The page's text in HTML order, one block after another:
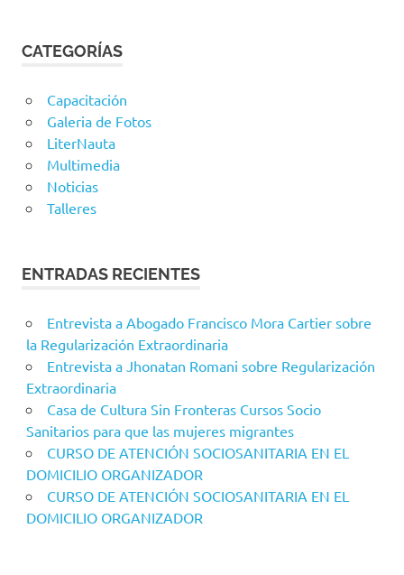
CATEGORÍAS
Capacitación
Galeria de Fotos
LiterNauta
Multimedia
Noticias
Talleres
ENTRADAS RECIENTES
Entrevista a Abogado Francisco Mora Cartier sobre
la Regularización Extraordinaria
Entrevista a Jhonatan Romani sobre Regularización
Extraordinaria
Casa de Cultura Sin Fronteras Cursos Socio
Sanitarios para que las mujeres migrantes
CURSO DE ATENCIÓN SOCIOSANITARIA EN EL
DOMICILIO ORGANIZADOR
CURSO DE ATENCIÓN SOCIOSANITARIA EN EL
DOMICILIO ORGANIZADOR